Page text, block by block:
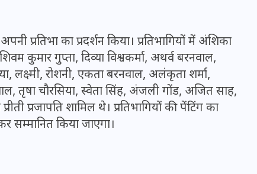
प्रतिभा का प्रदर्शन किया। प्रतिभागियों में अंशिका
कुमार गुप्ता, दिव्या विश्वकर्मा, अथर्व बरनवाल,
लक्ष्मी, रोशनी, एकता बरनवाल, अलंकृता शर्मा,
तृषा चौरसिया, स्वेता सिंह, अंजली गोंड, अजित साह,
प्रजापति शामिल थे। प्रतिभागियों की पेंटिंग का
किया जाएगा।